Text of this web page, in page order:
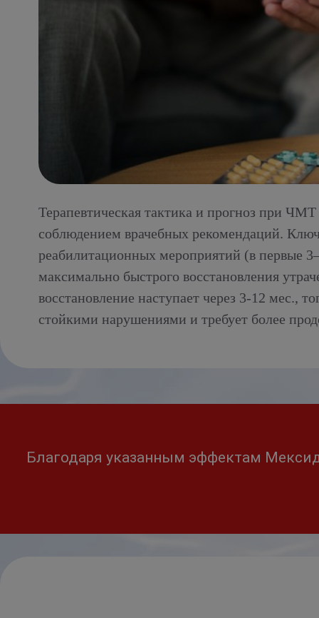
Терапевтическая тактика и прогноз при
соблюдением врачебных рекомендаций.
реабилитационных мероприятий (в первые
максимально быстрого восстановления
восстановление наступает через 3-12 мес.,
стойкими нарушениями и требует более
Благодаря указанным эффектам